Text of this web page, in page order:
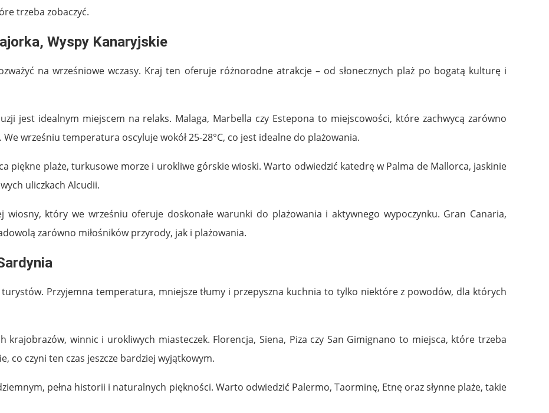
trzeba zobaczyć.
Wyspy Kanaryjskie
na wrześniowe wczasy. Kraj ten oferuje różnorodne atrakcje – od słonecznych plaż po bogatą kulturę i
jest idealnym miejscem na relaks. Malaga, Marbella czy Estepona to miejscowości, które zachwycą zarówno
wrześniu temperatura oscyluje wokół 25-28°C, co jest idealne do plażowania.
piękne plaże, turkusowe morze i urokliwe górskie wioski. Warto odwiedzić katedrę w Palma de Mallorca, jaskinie
uliczkach Alcudii.
wiosny, który we wrześniu oferuje doskonałe warunki do plażowania i aktywnego wypoczynku. Gran Canaria,
zarówno miłośników przyrody, jak i plażowania.
Przyjemna temperatura, mniejsze tłumy i przepyszna kuchnia to tylko niektóre z powodów, dla których
krajobrazów, winnic i urokliwych miasteczek. Florencja, Siena, Piza czy San Gimignano to miejsca, które trzeba
co czyni ten czas jeszcze bardziej wyjątkowym.
pełna historii i naturalnych piękności. Warto odwiedzić Palermo, Taorminę, Etnę oraz słynne plaże, takie